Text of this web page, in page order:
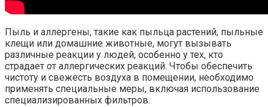
Пыль и аллергены, такие как пыльца растений, пыльные
клещи или домашние животные, могут вызывать
различные реакции у людей, особенно у тех, кто
страдает от аллергических реакций. Чтобы обеспечить
чистоту и свежесть воздуха в помещении, необходимо
применять специальные меры, включая использование
специализированных фильтров.